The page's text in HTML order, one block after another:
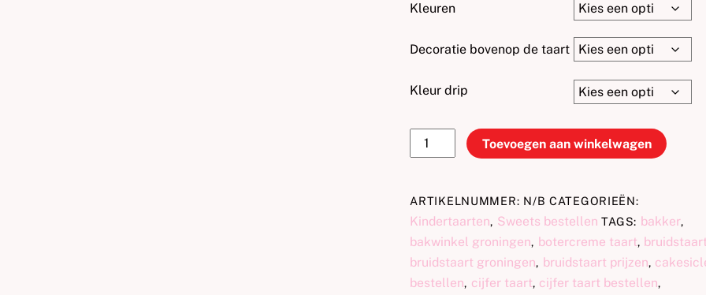
Kleuren
Decoratie bovenop de taart
Kleur drip
Eenhoorn
dripcake
Toevoegen aan winkelwagen
ARTIKELNUMMER: N/B CATEGORIEËN:
Kindertaarten, Sweets bestellen TAGS: bakker,
bakwinkel groningen, botercreme taart,
bruidstaart groningen, bruidstaart prijzen,
bestellen, cijfer taart, cijfer taart bestellen,